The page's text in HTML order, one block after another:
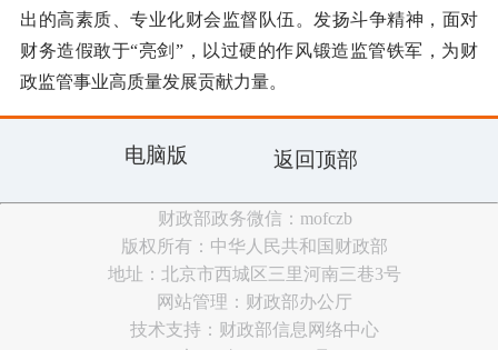
出的高素质、专业化财会监督队伍。发扬斗争精神，面对
财务造假敢于“亮剑”，以过硬的作风锻造监管铁军，为财
政监管事业高质量发展贡献力量。
电脑版 返回顶部
财政部政务微信：mofczb
版权所有：中华人民共和国财政部
地址：北京市西城区三里河南三巷3号
网站管理：财政部办公厅
技术支持：财政部信息网络中心